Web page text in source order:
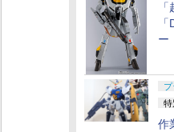
ー
特
作